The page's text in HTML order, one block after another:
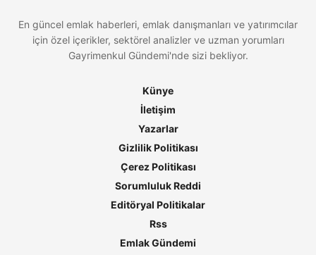
En güncel emlak haberleri, emlak danışmanları ve yatırımcılar
için özel içerikler, sektörel analizler ve uzman yorumları
Gayrimenkul Gündemi'nde sizi bekliyor.
Künye
İletişim
Yazarlar
Gizlilik Politikası
Çerez Politikası
Sorumluluk Reddi
Editöryal Politikalar
Rss
Emlak Gündemi